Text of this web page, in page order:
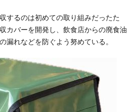
するのは初めての取り組みだったた
カバーを開発し、飲食店からの廃食油
漏れなどを防ぐよう努めている。